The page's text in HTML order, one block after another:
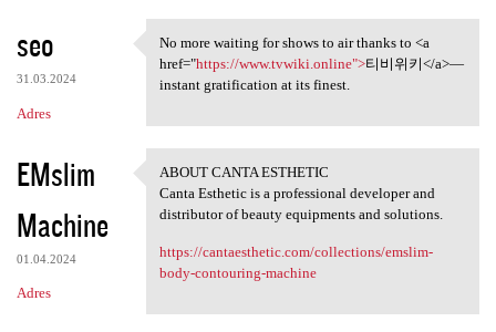
seo
31.03.2024
Adres
No more waiting for shows to
No more waiting for shows to air thanks to <a
href="https://www.tvwiki.online">티비위키</a>—
instant gratification at its finest.
EMslim
Machine
01.04.2024
Adres
ABOUT CANTA ESTHETIC
ABOUT CANTA ESTHETIC
Canta Esthetic is a professional developer and
distributor of beauty equipments and solutions.
https://cantaesthetic.com/collections/emslim-
body-contouring-machine